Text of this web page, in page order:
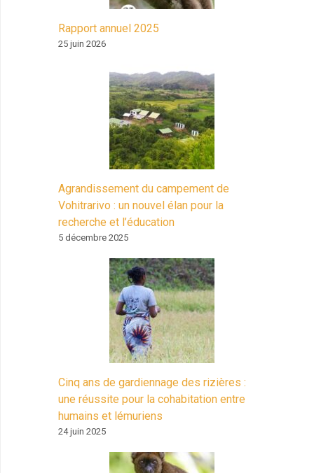
Rapport annuel 2025
25 juin 2026
Agrandissement du campement de
Vohitrarivo : un nouvel élan pour la
recherche et l’éducation
5 décembre 2025
Cinq ans de gardiennage des rizières :
une réussite pour la cohabitation entre
humains et lémuriens
24 juin 2025